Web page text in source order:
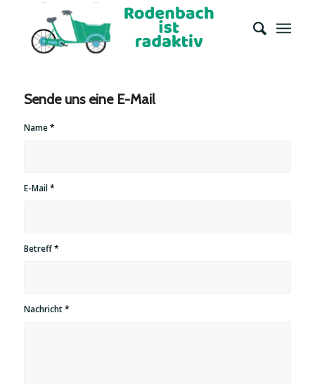
Sende uns eine E-Mail
Name*
E-Mail*
Betreff*
Nachricht*